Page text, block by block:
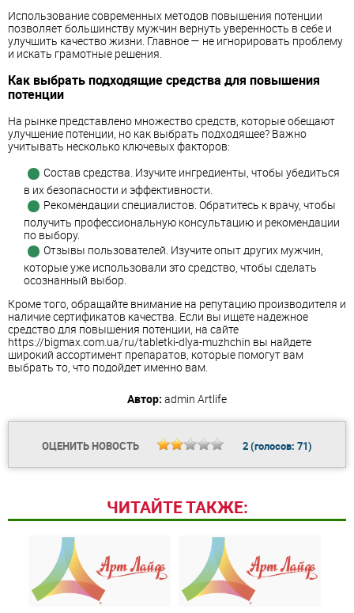
Использование современных методов повышения потенции
позволяет большинству мужчин вернуть уверенность в себе и
улучшить качество жизни. Главное — не игнорировать проблему
и искать грамотные решения.
Как выбрать подходящие средства для повышения
потенции
На рынке представлено множество средств, которые обещают
улучшение потенции, но как выбрать подходящее? Важно
учитывать несколько ключевых факторов:
Состав средства. Изучите ингредиенты, чтобы убедиться
в их безопасности и эффективности.
Рекомендации специалистов. Обратитесь к врачу, чтобы
получить профессиональную консультацию и рекомендации
по выбору.
Отзывы пользователей. Изучите опыт других мужчин,
которые уже использовали это средство, чтобы сделать
осознанный выбор.
Кроме того, обращайте внимание на репутацию производителя и
наличие сертификатов качества. Если вы ищете надежное
средство для повышения потенции, на сайте
https://bigmax.com.ua/ru/tabletki-dlya-muzhchin вы найдете
широкий ассортимент препаратов, которые помогут вам
выбрать то, что подойдет именно вам.
Автор: admin Artlife
ОЦЕНИТЬ НОВОСТЬ 2(голосов: 71)
ЧИТАЙТЕ ТАКЖЕ: